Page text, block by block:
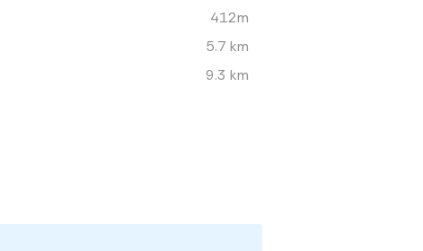
412m
5.7 km
9.3 km